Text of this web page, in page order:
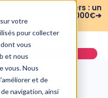
votre
pour collecter
vous
et nous
vous. Nous
et de
navigation, ainsi
et managers : un
pour moins de 3 000€➔
démo